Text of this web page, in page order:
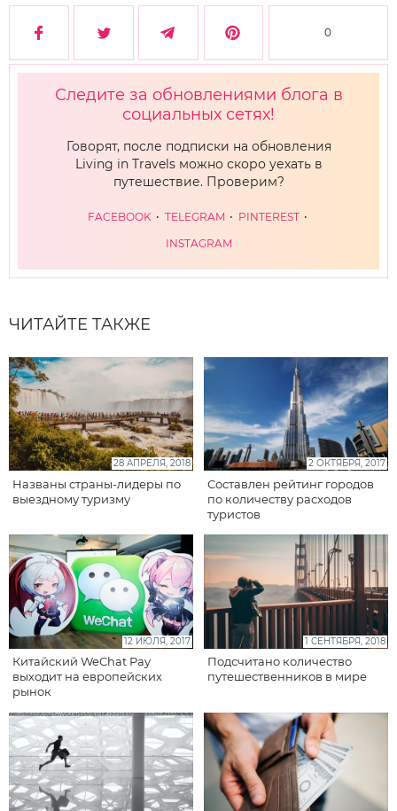
0
Следите за обновлениями блога в
социальных сетях!
Говорят, после подписки на обновления
Living in Travels можно скоро уехать в
путешествие. Проверим?
FACEBOOK TELEGRAM
PINTEREST
INSTAGRAM
ЧИТАЙТЕ ТАКЖЕ
28 АПРЕЛЯ, 2018
Названы страны-лидеры по
выездному туризму
2 ОКТЯБРЯ, 2017
Составлен рейтинг городов
по количеству расходов
туристов
12 ИЮЛЯ, 2017
Китайский WeChat Pay
выходит на европейских
рынок
1 СЕНТЯБРЯ, 2018
Подсчитано количество
путешественников в мире